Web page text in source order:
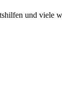
und viele